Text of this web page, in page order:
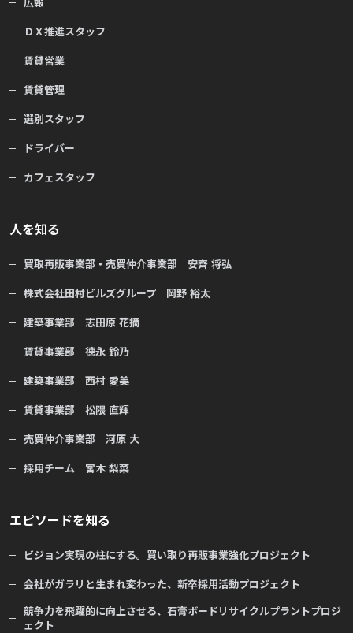
ＤＸ推進スタッフ
賃貸営業
賃貸管理
選別スタッフ
ドライバー
カフェスタッフ
人を知る
買取再販事業部・売買仲介事業部 安齊 将弘
株式会社田村ビルズグループ 岡野 裕太
建築事業部 志田原 花摘
賃貸事業部 德永 鈴乃
建築事業部 西村 愛美
賃貸事業部 松隈 直輝
売買仲介事業部 河原 大
採用チーム 宮木 梨菜
エピソードを知る
ビジョン実現の柱にする。買い取り再販事業強化プロジェクト
会社がガラリと生まれ変わった、新卒採用活動プロジェクト
競争力を飛躍的に向上させる、石膏ボードリサイクルプラントプロジ
ェクト